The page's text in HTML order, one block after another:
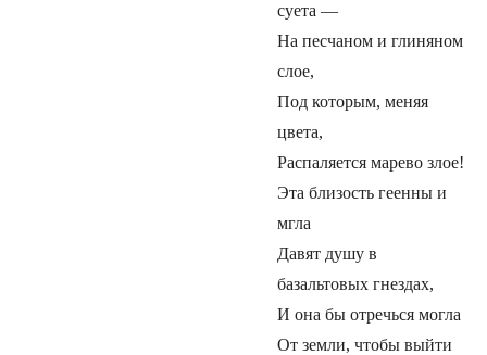
суета —
На песчаном и глиняном
слое,
Под которым, меняя
цвета,
Распаляется марево злое!
Эта близость геенны и
мгла
Давят душу в
базальтовых гнездах,
И она бы отречься могла
От земли, чтобы выйти